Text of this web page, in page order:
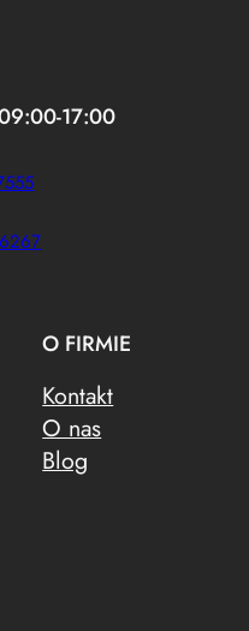
17:00
O FIRMIE
Kontakt
O nas
Blog